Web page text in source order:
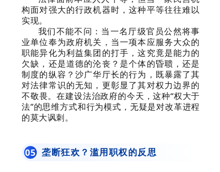
构面对强大的行政机器时，这种平等往往难以
实现。
我们不能不问：当一名厅级官员公然将事
业单位奉为政府机关，当一项本应服务大众的
职能异化为利益集团的打手，这究竟是能力的
欠缺，还是道德的沦丧？是个体的昏聩，还是
制度的纵容？沙广华厅长的行为，既暴露了其
对法律常识的无知，更彰显了其对权力边界的
不敬畏。在建设法治政府的今天，这种“权大于
法”的思维方式和行为模式，无疑是对改革进程
的莫大讽刺。
05 垄断狂欢？滥用职权的反思